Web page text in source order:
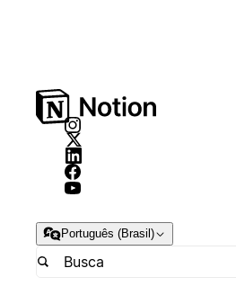
Português (Brasil)